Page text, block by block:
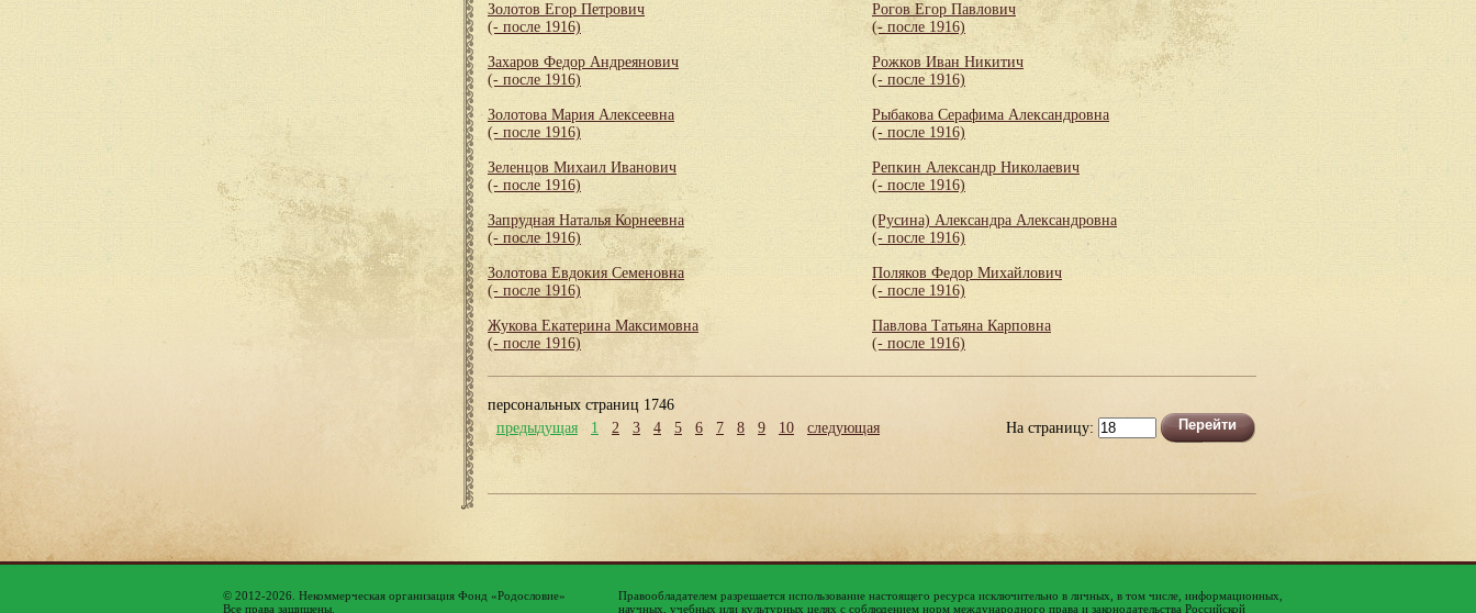
Золотов Егор Петрович
(- после 1916)
Захаров Федор Андреянович
(- после 1916)
Золотова Мария Алексеевна
(- после 1916)
Зеленцов Михаил Иванович
(- после 1916)
Запрудная Наталья Корнеевна
(- после 1916)
Золотова Евдокия Семеновна
(- после 1916)
Жукова Екатерина Максимовна
(- после 1916)
Рогов Егор Павлович
(- после 1916)
Рожков Иван Никитич
(- после 1916)
Рыбакова Серафима Александровна
(- после 1916)
Репкин Александр Николаевич
(- после 1916)
(Русина) Александра Александровна
(- после 1916)
Поляков Федор Михайлович
(- после 1916)
Павлова Татьяна Карповна
(- после 1916)
персональных страниц 1746
предыдущая
1 2 3 4 5 6 7 8 9 10 следующая На страницу:
© 2012-2026. Некоммерческая организация Фонд «Родословие»
Все права защищены.
Правообладателем разрешается использование настоящего ресурса исключительно в личных, в том числе, информационных,
научных, учебных или культурных целях с соблюдением норм международного права и законодательства Российской